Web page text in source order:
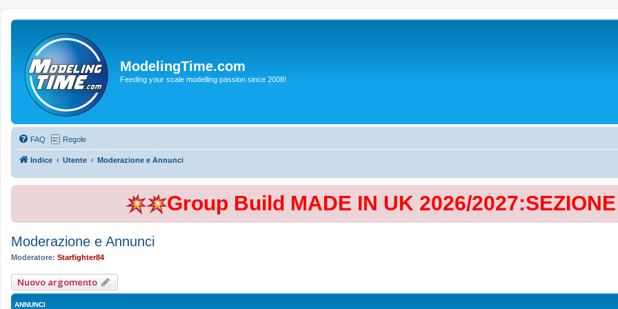
ModelingTime.com
Feeding your scale modelling passion since 2008!
FAQ Regole
Indice Utente Moderazione e Annunci
Group Build MADE IN UK 2026/
Moderazione e Annunci
Moderatore: Starfighter84
Nuovo argomento
ANNUNCI